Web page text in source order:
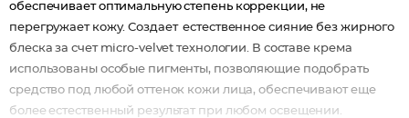
обеспечивает оптимальную степень коррекции, не
перегружает кожу. Создает естественное сияние без жирного
блеска за счет micro-velvet технологии. В составе крема
использованы особые пигменты, позволяющие подобрать
средство под любой оттенок кожи лица, обеспечивают еще
более естественный результат при любом освещении.